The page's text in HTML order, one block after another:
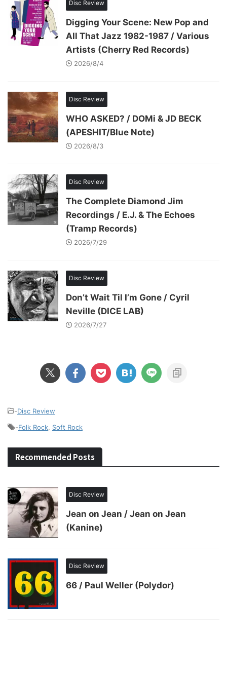
Disc Review
Digging Your Scene: New Pop and
All That Jazz 1982-1987 / Various
Artists (Cherry Red Records)
2026/8/4
Disc Review
WHO ASKED? / DOMi & JD BECK
(APESHIT/Blue Note)
2026/8/3
Disc Review
The Complete Diamond Jim
Recordings / E.J. & The Echoes
(Tramp Records)
2026/7/29
Disc Review
Don’t Wait Til I’m Gone / Cyril
Neville (DICE LAB)
2026/7/27
-Disc Review
-Folk Rock Soft Rock
Recommended Posts
Disc Review
Jean on Jean / Jean on Jean
(Kanine)
Disc Review
66 / Paul Weller (Polydor)